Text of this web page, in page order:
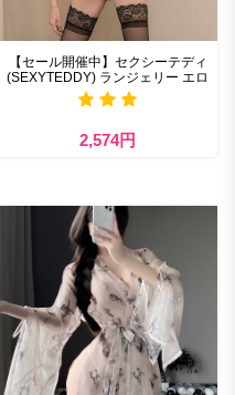
【セール開催中】セクシーテディ
(SEXYTEDDY) ランジェリー エロ
2,574円